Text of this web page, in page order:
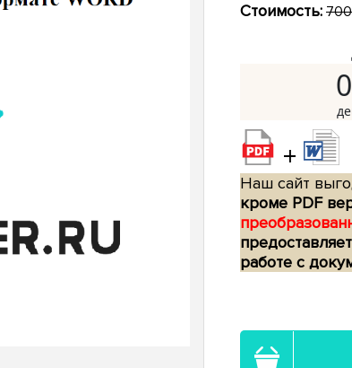
Стоимость:
+
Наш сайт
кроме PDF
работе с